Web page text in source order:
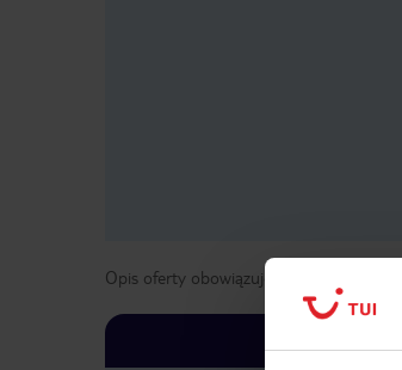
Opis oferty obowiązuje dla wyjazdów w